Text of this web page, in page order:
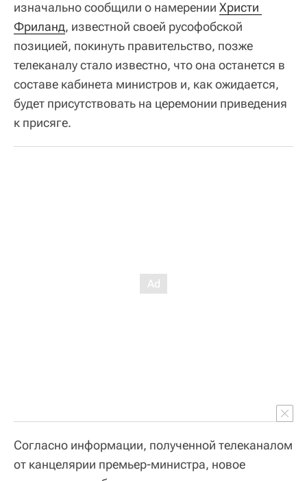
изначально сообщили о намерении Христи
Фриланд, известной своей русофобской
позицией, покинуть правительство, позже
телеканалу стало известно, что она останется в
составе кабинета министров и, как ожидается,
будет присутствовать на церемонии приведения
к присяге.
Согласно информации, полученной телеканалом
от канцелярии премьер-министра, новое